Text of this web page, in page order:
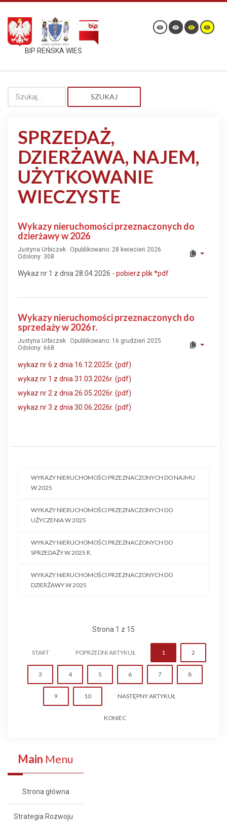
BIP REŃSKA WIEŚ
SZUKAJ
SPRZEDAŻ,
DZIERŻAWA, NAJEM,
UŻYTKOWANIE
WIECZYSTE
Wykazy nieruchomości przeznaczonych do
dzierżawy w 2026
Justyna Urbiczek
Opublikowano: 28 kwiecień 2026
Odsłony: 308
Wykaz nr 1 z dnia 28.04.2026 - pobierz plik*pdf
Wykazy nieruchomości przeznaczonych do
sprzedaży w 2026 r.
Justyna Urbiczek
Opublikowano: 16 grudzień 2025
Odsłony: 668
wykaz nr 6 z dnia 16.12.2025r. (pdf)
wykaz nr 1 z dnia 31.03.2026r. (pdf)
wykaz nr 2 z dnia 26.05.2026r. (pdf)
wykaz nr 3 z dnia 30.06.2026r. (pdf)
WYKAZY NIERUCHOMOŚCI PRZEZNACZONYCH DO NAJMU
W 2025
WYKAZY NIERUCHOMOŚCI PRZEZNACZONYCH DO
UŻYCZENIA W 2025
WYKAZY NIERUCHOMOŚCI PRZEZNACZONYCH DO
SPRZEDAŻY W 2025 R.
WYKAZY NIERUCHOMOŚCI PRZEZNACZONYCH DO
DZIERŻAWY W 2025
Strona 1 z 15
START POPRZEDNI ARTYKUŁ 1 2
3 4 5 6 7 8
9 10 NASTĘPNY ARTYKUŁ
KONIEC
Main Menu
Strona główna
Strategia Rozwoju